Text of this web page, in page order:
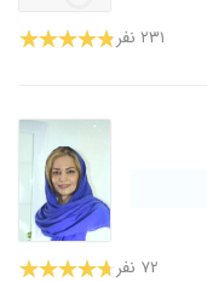
۲۳۱ نفر
۷۲ نفر